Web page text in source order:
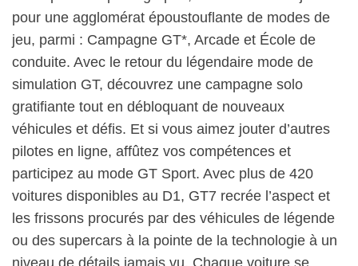
pour une agglomérat époustouflante de modes de
jeu, parmi : Campagne GT*, Arcade et École de
conduite. Avec le retour du légendaire mode de
simulation GT, découvrez une campagne solo
gratifiante tout en débloquant de nouveaux
véhicules et défis. Et si vous aimez jouter d’autres
pilotes en ligne, affûtez vos compétences et
participez au mode GT Sport. Avec plus de 420
voitures disponibles au D1, GT7 recrée l’aspect et
les frissons procurés par des véhicules de légende
ou des supercars à la pointe de la technologie à un
niveau de détails jamais vu. Chaque voiture se